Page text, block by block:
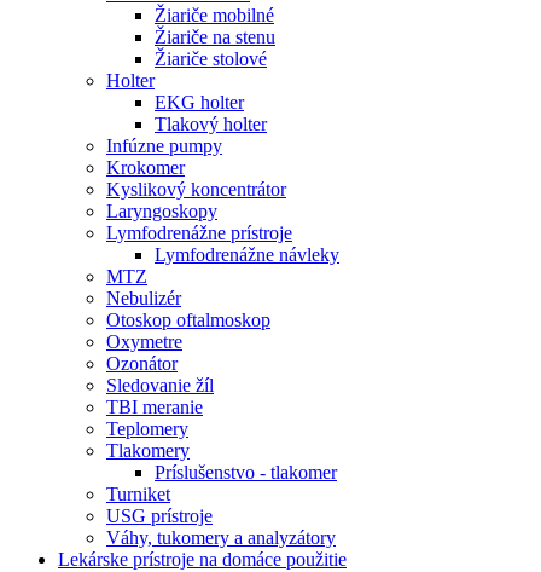
Žiariče mobilné
Žiariče na stenu
Žiariče stolové
Holter
EKG holter
Tlakový holter
Infúzne pumpy
Krokomer
Kyslikový koncentrátor
Laryngoskopy
Lymfodrenážne prístroje
Lymfodrenážne návleky
MTZ
Nebulizér
Otoskop oftalmoskop
Oxymetre
Ozonátor
Sledovanie žíl
TBI meranie
Teplomery
Tlakomery
Príslušenstvo - tlakomer
Turniket
USG prístroje
Váhy, tukomery a analyzátory
Lekárske prístroje na domáce použitie